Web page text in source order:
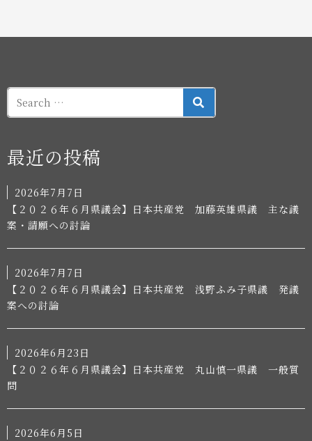
SEARCH
最近の投稿
2026年7月7日
【２０２６年６月県議会】日本共産党 加藤英雄県議 主な議
案・請願への討論
2026年7月7日
【２０２６年６月県議会】日本共産党 浅野ふみ子県議 発議
案への討論
2026年6月23日
【２０２６年６月県議会】日本共産党 丸山慎一県議 一般質
問
2026年6月5日